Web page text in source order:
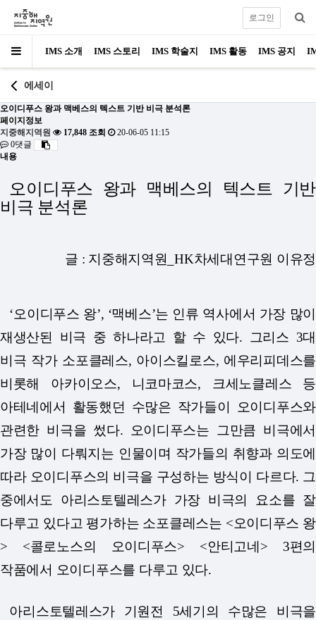
IMS 소개 IMS 스토리 IMS 학술지 IMS 활동 IMS 공지
로그인
에세이
오이디푸스 왕과 맥베스의 텍스트 기반 비극 분석론
페이지정보
지중해지역원
17,848 조회
20-06-05 11:15
0댓글
내용
오이디푸스 왕과 맥베스의 텍스트 기반
비극 분석론
글 : 지중해지역원_HK차세대연구원 이유정
‘오이디푸스 왕’, ‘맥베스’는 인류 역사에서 가장 많이
재생산된 비극 중 하나라고 할 수 있다. 그리스 3대
비극 작가 소포클레스, 아이스킬로스, 에우리피데스를
비롯해 아카이오스, 니코마코스, 크세노클레스 등
아테네에서 활동했던 수많은 작가들이 오이디푸스와
관련한 비극을 썼다. 오이디푸스는 그만큼 비극에서
가장 많이 다뤄지는 인물이며 작가들의 취향과 의도에
따라 오이디푸스의 비극을 구성하는 방식이 다르다. 그
중에서도 아리스토텔레스가 가장 비극의 요소를 잘
다루고 있다고 평가하는 소포클레스는 <오이디푸스 왕
> <콜로노스의 오이디푸스> <안티고네> 3편의
작품에서 오이디푸스를 다루고 있다.
아리스토텔레스가 기원전 5세기의 수많은 비극을